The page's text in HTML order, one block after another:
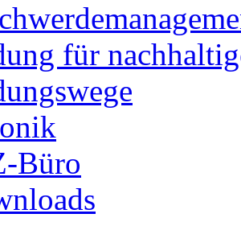
für
Büro